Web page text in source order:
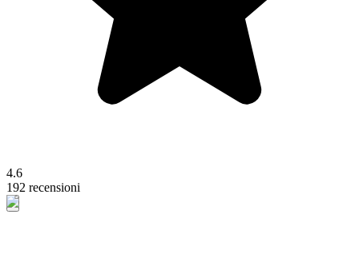
4.6
192 recensioni